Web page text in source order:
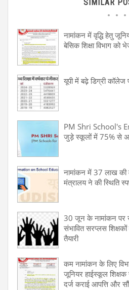
SIMILAR
नामांकन में वृद्धि हेतु
बेसिक शिक्षा विभाग को
यूपी में बढ़े डिग्री कॉलेज
PM Shri School's
जुड़े स्कूलों में 75% से
नामांकन में 37 लाख की
मंत्रालय ने की स्थिति
30 जून के नामांकन पर
संभावित सरप्लस
तैयारी
कम नामांकन के लिए
जूनियर हाईस्कूल
दर्ज कराई आपत्ति और